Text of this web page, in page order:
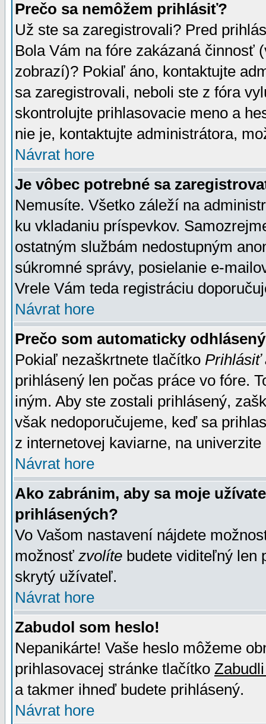
Prečo sa nemôžem prihlásiť?
Už ste sa zaregistrovali? Pred
Bola Vám na fóre zakázaná činnosť
zobrazí)? Pokiaľ áno, kontaktujte
sa zaregistrovali, neboli ste z fóra
skontrolujte prihlasovacie meno a
nie je, kontaktujte administrátora,
Návrat hore
Je vôbec potrebné sa
Nemusíte. Všetko záleží na
ku vkladaniu príspevkov.
ostatným službám nedostupným
súkromné správy, posielanie e-
Vrele Vám teda registráciu
Návrat hore
Prečo som automaticky
Pokiaľ nezaškrtnete tlačítko Prihlásiť
prihlásený len počas práce vo fóre.
iným. Aby ste zostali prihlásený,
však nedoporučujeme, keď sa
z internetovej kaviarne, na univerzite
Návrat hore
Ako zabránim, aby sa moje
prihlásených?
Vo Vašom nastavení nájdete
možnosť zvolíte budete viditeľný len
skrytý užívateľ.
Návrat hore
Zabudol som heslo!
Nepanikárte! Vaše heslo môžeme
prihlasovacej stránke tlačítko
a takmer ihneď budete prihlásený.
Návrat hore